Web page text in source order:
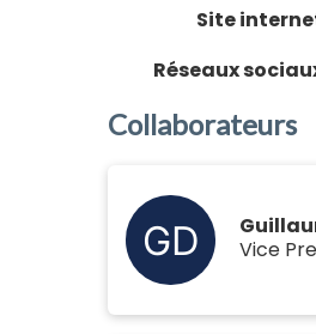
Site
Réseaux
Collaborateurs
Vice